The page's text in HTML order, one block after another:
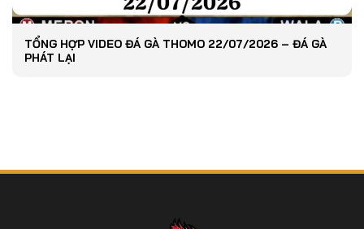
TỔNG HỢP VIDEO ĐÁ GÀ THOMO 22/07/2026 – ĐÁ GÀ
PHÁT LẠI